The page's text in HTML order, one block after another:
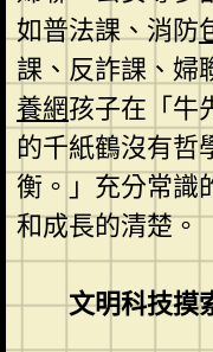
如普法課、消防
課、反詐課、婦
養網孩子在「牛
的千紙鶴沒有哲
衡。」充分常識
和成長的清楚。
文明科技摸